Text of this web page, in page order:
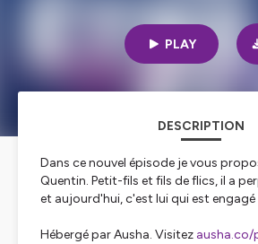
PLAY
DESCRIPTION
Dans ce nouvel épisode je vous
Quentin. Petit-fils et fils de flics, il a
et aujourd'hui, c'est lui qui est engagé
Hébergé par Ausha. Visitez